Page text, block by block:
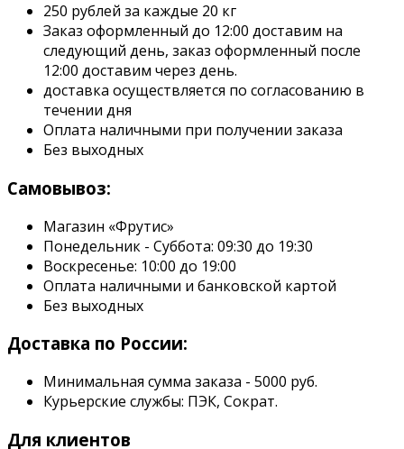
250 рублей за каждые 20 кг
Заказ оформленный до 12:00 доставим на
следующий день, заказ оформленный после
12:00 доставим через день.
доставка осуществляется по согласованию в
течении дня
Оплата наличными при получении заказа
Без выходных
Самовывоз:
Магазин «Фрутис»
Понедельник - Суббота: 09:30 до 19:30
Воскресенье: 10:00 до 19:00
Оплата наличными и банковской картой
Без выходных
Доставка по России:
Минимальная сумма заказа - 5000 руб.
Курьерские службы: ПЭК, Сократ.
Для клиентов